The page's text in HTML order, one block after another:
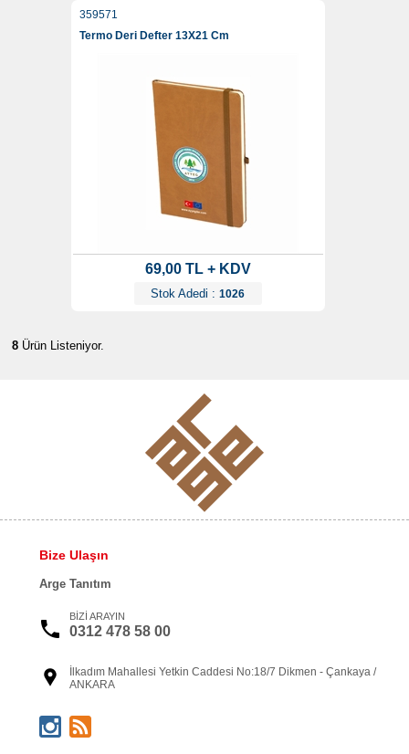
359571
Termo Deri Defter 13X21 Cm
69,00 TL + KDV
Stok Adedi : 1026
8Ürün Listeniyor.
Bize Ulaşın
Arge Tanıtım
BİZİ ARAYIN
0312 478 58 00
İlkadım Mahallesi Yetkin Caddesi No:18/7 Dikmen - Çankaya /
ANKARA